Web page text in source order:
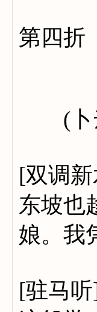
第四折
(卜云
[双调
东坡也
娘。我
[驻马